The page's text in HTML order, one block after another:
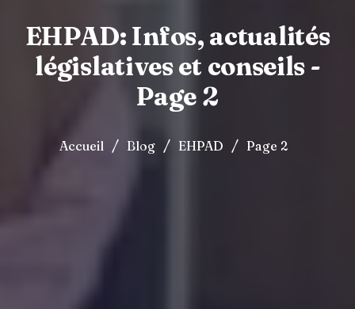
EHPAD: Infos, actualités
législatives et conseils -
Page 2
Accueil / Blog / EHPAD / Page 2